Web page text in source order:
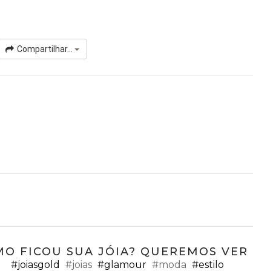
Compartilhar...
FICOU SUA JÓIA? QUEREMOS VER
#joiasgold #joias #glamour #moda #estilo